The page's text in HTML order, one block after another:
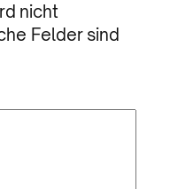
nicht
Felder sind